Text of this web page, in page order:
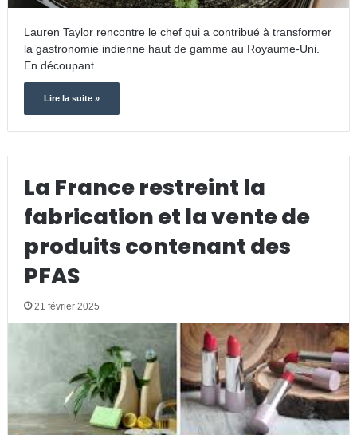
Lauren Taylor rencontre le chef qui a contribué à transformer
la gastronomie indienne haut de gamme au Royaume-Uni.
En découpant…
Lire la suite »
La France restreint la
fabrication et la vente de
produits contenant des
PFAS
21 février 2025